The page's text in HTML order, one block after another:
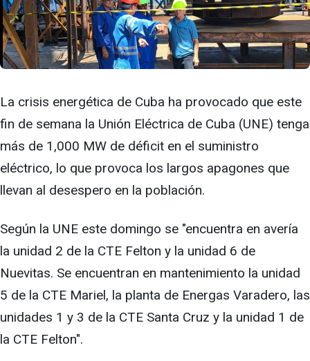
La crisis energética de Cuba ha provocado que este
fin de semana la Unión Eléctrica de Cuba (UNE) tenga
más de 1,000 MW de déficit en el suministro
eléctrico, lo que provoca los largos apagones que
llevan al desespero en la población.
Según la UNE este domingo se "encuentra en avería
la unidad 2 de la CTE Felton y la unidad 6 de
Nuevitas. Se encuentran en mantenimiento la unidad
5 de la CTE Mariel, la planta de Energas Varadero, las
unidades 1 y 3 de la CTE Santa Cruz y la unidad 1 de
la CTE Felton".